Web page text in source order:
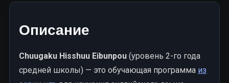
Описание
Chuugaku Hisshuu Eibunpou (уровень 2-го года
средней школы) — это обучающая программа из